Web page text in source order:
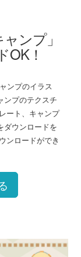
ンプ」
OK！
ンプのイラス
ンプのテクスチ
ート、キャンプ
ダウンロードを
ンロードができ